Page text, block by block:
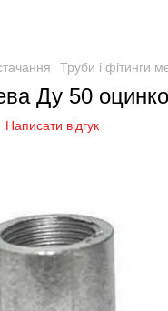
Труби і фітинги
Ду 50
Написати відгук